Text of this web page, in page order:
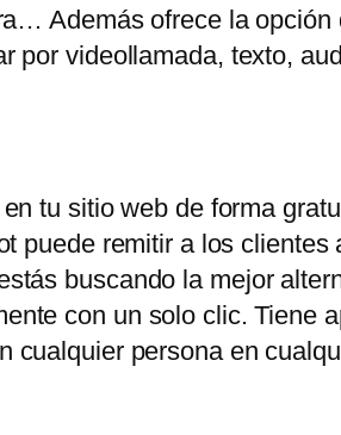
Además ofrece la
por videollamada, texto,
tu sitio web de forma
puede remitir a los clientes
buscando la mejor
con un solo clic. Tiene
cualquier persona en